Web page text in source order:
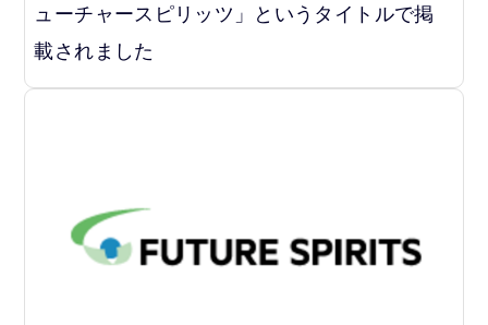
ューチャースピリッツ」というタイトルで掲
載されました